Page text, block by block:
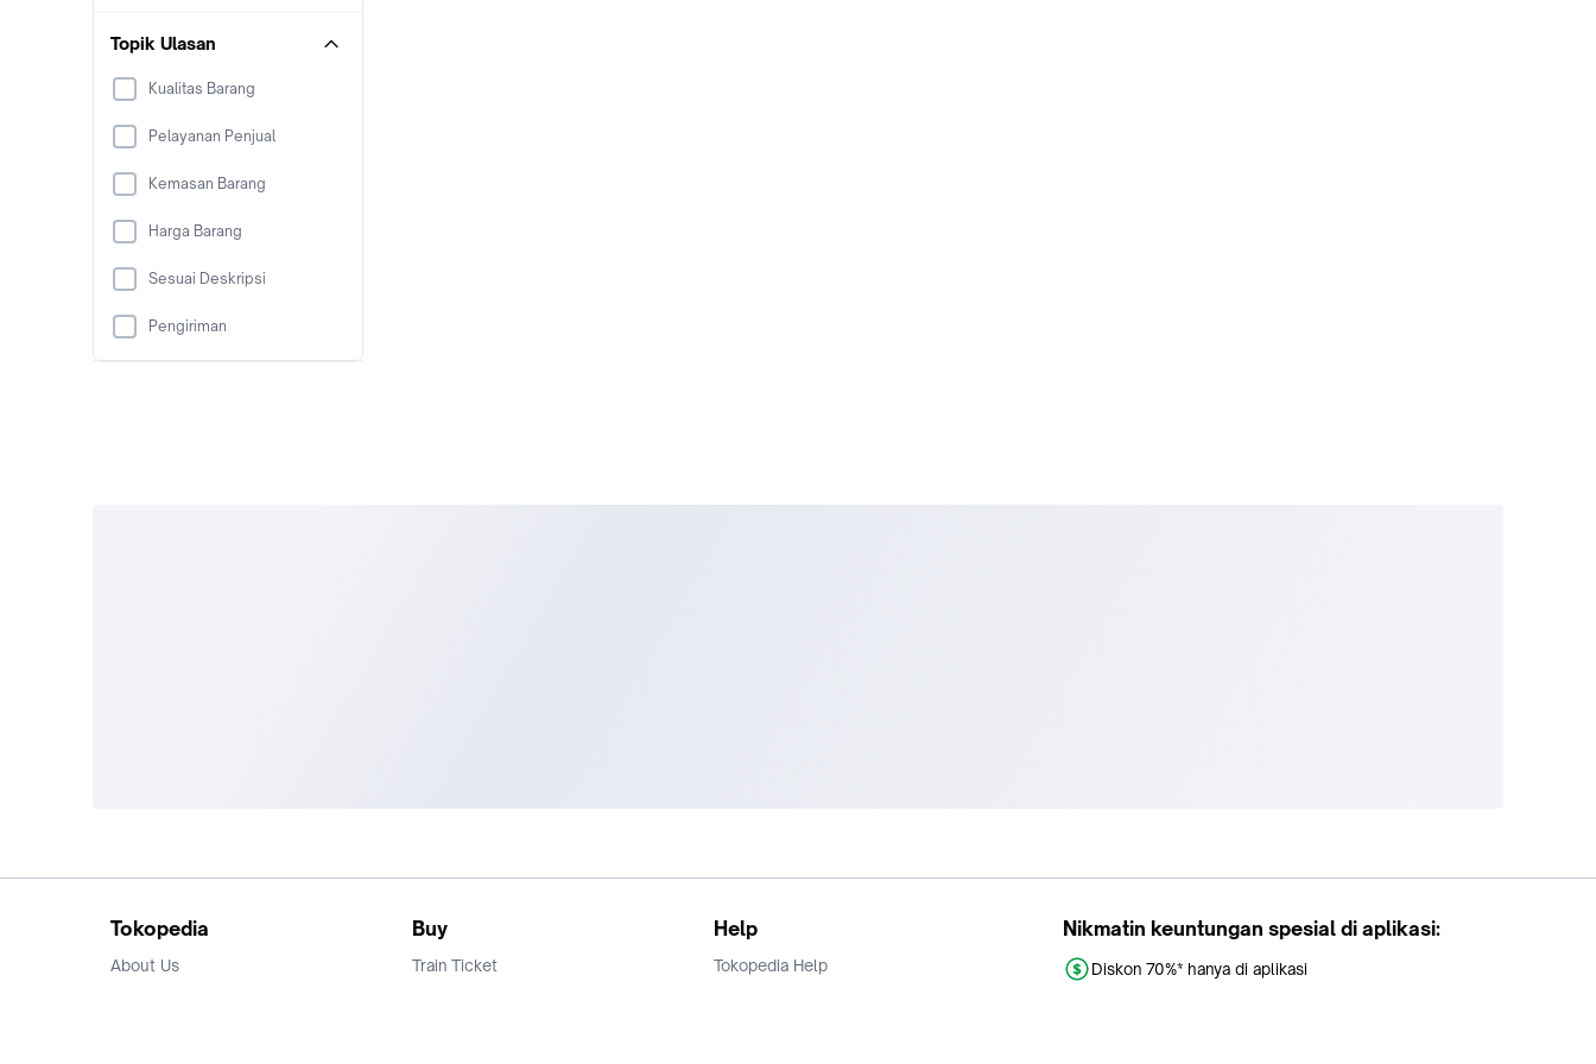
Topik Ulasan
Kualitas Barang
Pelayanan Penjual
Kemasan Barang
Harga Barang
Sesuai Deskripsi
Pengiriman
Tokopedia
About Us
Buy
Train Ticket
Help
Tokopedia Help
Nikmatin keuntungan spesial di aplikasi:
Diskon 70%* hanya di aplikasi